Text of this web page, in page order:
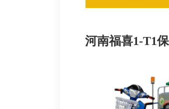
河南福喜1-T1